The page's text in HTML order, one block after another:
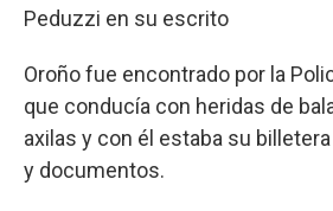
Peduzzi en su escrito
Oroño fue encontrado por la
que conducía con heridas de
axilas y con él estaba su
y documentos.